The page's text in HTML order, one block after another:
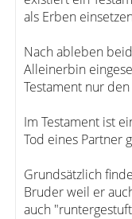
als Erben
Nach ableben
Alleinerbin
Testament nur
Im Testament ist
Tod eines Partner
Grundsätzlich
Bruder weil er
auch